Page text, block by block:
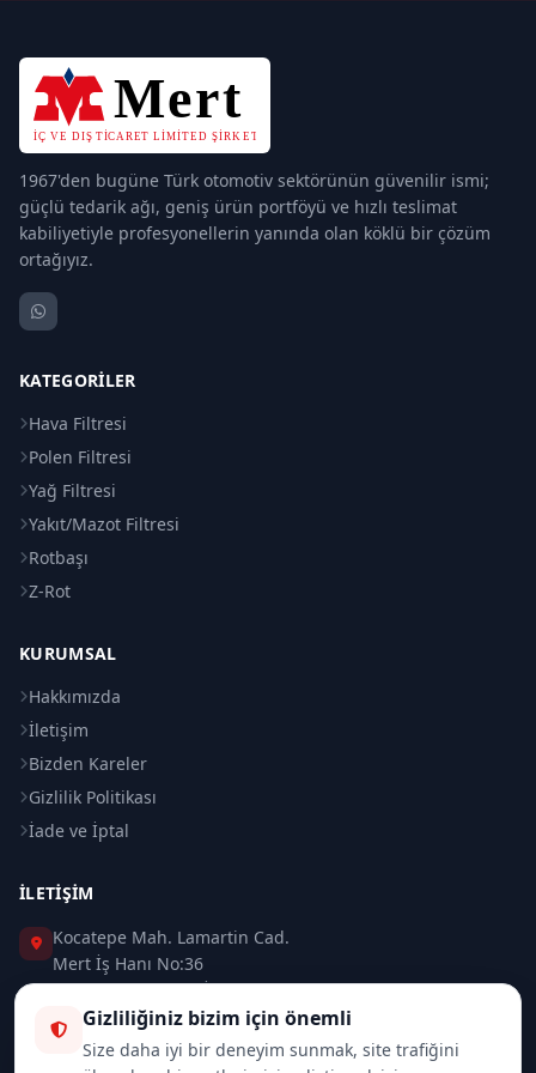
1967'den bugüne Türk otomotiv sektörünün güvenilir ismi;
güçlü tedarik ağı, geniş ürün portföyü ve hızlı teslimat
kabiliyetiyle profesyonellerin yanında olan köklü bir çözüm
ortağıyız.
KATEGORILER
Hava Filtresi
Polen Filtresi
Yağ Filtresi
Yakıt/Mazot Filtresi
Rotbaşı
Z-Rot
KURUMSAL
Hakkımızda
İletişim
Bizden Kareler
Gizlilik Politikası
İade ve İptal
İLETIŞIM
Kocatepe Mah. Lamartin Cad.
Mert İş Hanı No:36
Taksim / Beyoğlu / İSTANBUL
0 (212) 235 37 83
Gizliliğiniz bizim için önemli
Size daha iyi bir deneyim sunmak, site trafiğini